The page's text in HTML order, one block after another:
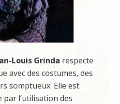
Louis Grinda respecte
avec des costumes, des
somptueux. Elle est
l’utilisation des